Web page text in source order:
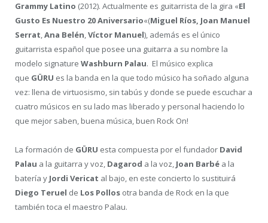
Grammy Latino (2012). Actualmente es guitarrista de la gira «El
Gusto Es Nuestro 20 Aniversario«(Miguel Ríos, Joan Manuel
Serrat,Ana Belén,Víctor Manuel), además es el único
guitarrista español que posee una guitarra a su nombre la
modelo signature Washburn Palau. El músico explica
que GÜRU es la banda en la que todo músico ha soñado alguna
vez: llena de virtuosismo, sin tabús y donde se puede escuchar a
cuatro músicos en su lado mas liberado y personal haciendo lo
que mejor saben, buena música, buen Rock On!
La formación de GÜRU esta compuesta por el fundador David
Palau a la guitarra y voz, Dagarod a la voz, Joan Barbé a la
batería y Jordi Vericat al bajo, en este concierto lo sustituirá
Diego Teruel de Los Pollos otra banda de Rock en la que
también toca el maestro Palau.